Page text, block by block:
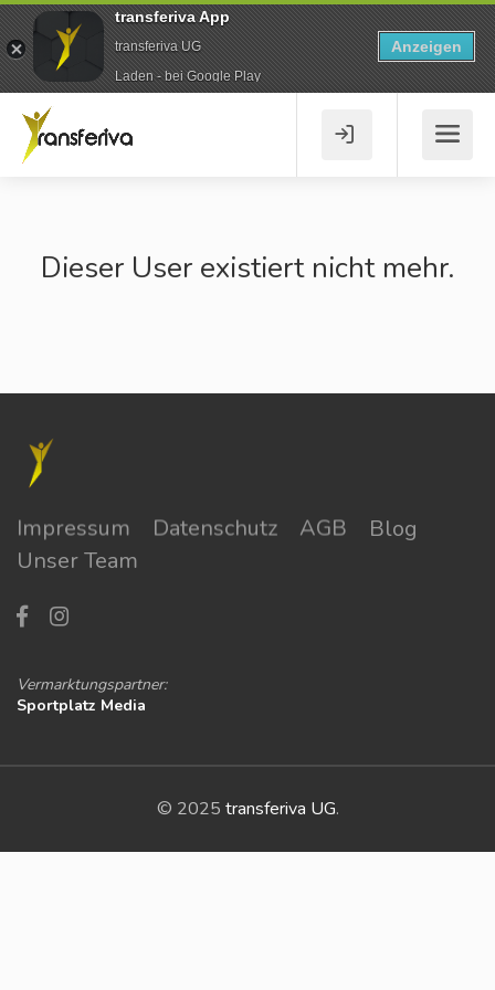
Dieser User existiert nicht mehr.
Impressum Datenschutz AGB
Blog
Unser Team
Vermarktungspartner:
Sportplatz Media
© 2025 transferiva UG.
transferiva App
transferiva UG
Laden - bei Google Play
Anzeigen